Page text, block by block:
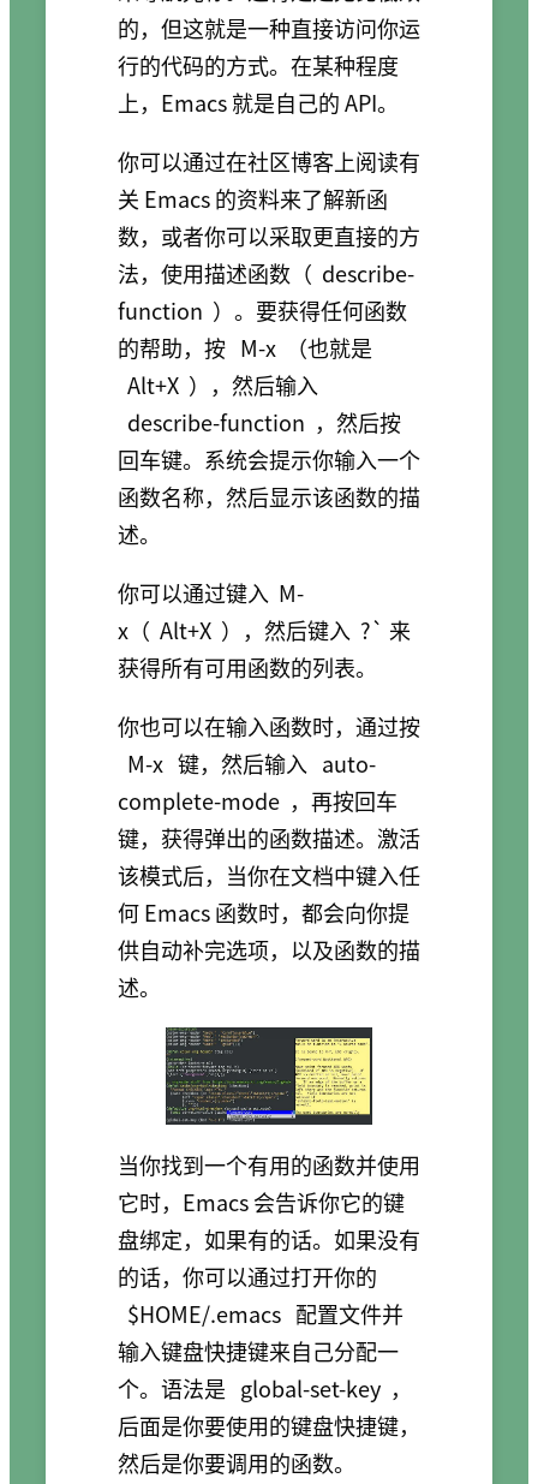
的，但这就是一种直接访问你运
行的代码的方式。在某种程度
上，Emacs 就是自己的 API。
你可以通过在社区博客上阅读有
关 Emacs 的资料来了解新函
数，或者你可以采取更直接的方
法，使用描述函数（ describe-
function ）。要获得任何函数
的帮助，按 M-x
（也就是
Alt+X ），然后输入
describe-function ，然后按
回车键。系统会提示你输入一个
函数名称，然后显示该函数的描
述。
你可以通过键入 M-
x（ Alt+X ），然后键入 ?` 来
获得所有可用函数的列表。
你也可以在输入函数时，通过按
M-x 键，然后输入 auto-
complete-mode ，再按回车
键，获得弹出的函数描述。激活
该模式后，当你在文档中键入任
何 Emacs 函数时，都会向你提
供自动补完选项，以及函数的描
述。
当你找到一个有用的函数并使用
它时，Emacs 会告诉你它的键
盘绑定，如果有的话。如果没有
的话，你可以通过打开你的
$HOME/.emacs 配置文件并
输入键盘快捷键来自己分配一
个。语法是 global-set-key ，
后面是你要使用的键盘快捷键，
然后是你要调用的函数。